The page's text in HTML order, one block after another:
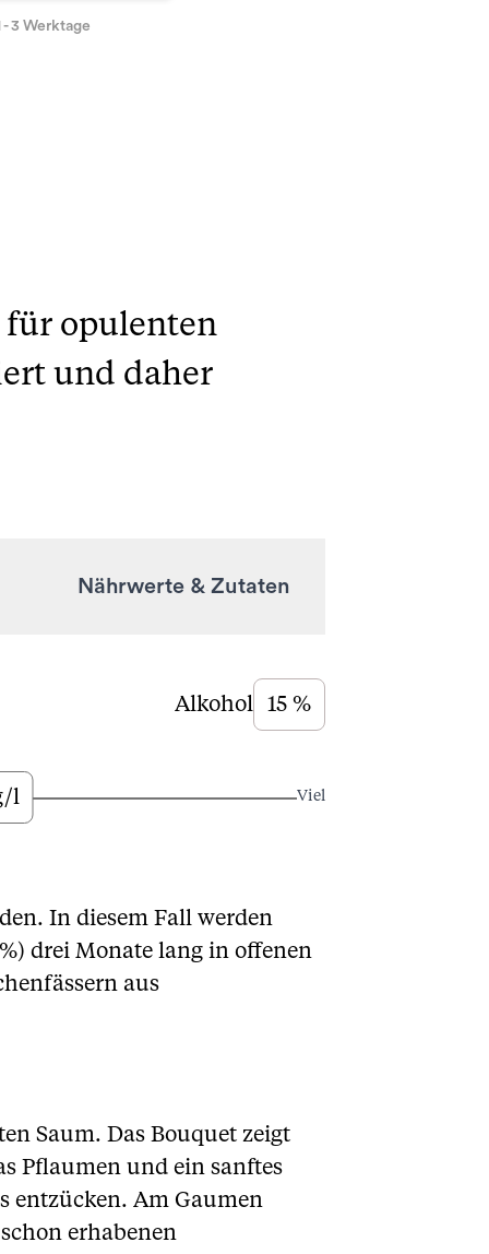
3 Werktage
für opulenten
und daher
Nährwerte & Zutaten
Alkohol
15 %
l Viel
In diesem Fall werden
drei Monate lang in offenen
aus
Saum. Das Bouquet zeigt
Pflaumen und ein sanftes
entzücken. Am Gaumen
erhabenen